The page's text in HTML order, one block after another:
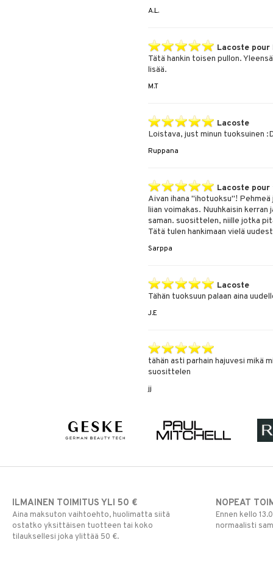
A.L.
Lacoste pour
Tätä hankin toisen pullon.
lisää.
M.T
Lacoste
Loistava, just minun tuoksuinen
Ruppana
Lacoste pour
Aivan ihana "ihotuoksu"!
liian voimakas. Nuuhkaisin
saman. suosittelen, niille jotka
Tätä tulen hankimaan vielä
Sarppa
Lacoste
Tähän tuoksuun palaan aina
J.E
tähän asti parhain hajuvesi mikä
suosittelen
jj
ILMAINEN TOIMITUS YLI 50 €
Aina maksuton vaihtoehto, huolimatta siitä
ostatko yksittäisen tuotteen tai koko
tilauksellesi joka ylittää 50 €.
NOPEAT
Ennen kello
normaalisti